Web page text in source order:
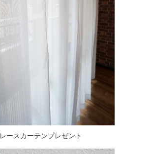
レースカーテンプレゼント